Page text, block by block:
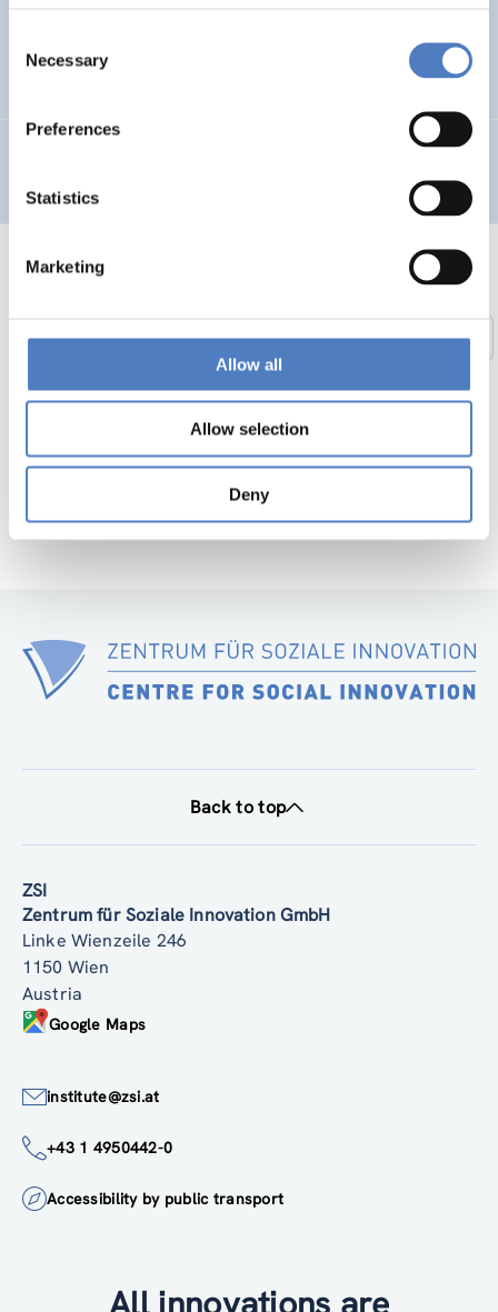
Selection
Necessary
Preferences
Statistics
Marketing
Allow all
Allow selection
Deny
Ausgrenzung
Previous1 … 49 50 51 52 53 54
55 56
Next
Back to top
ZSI
Zentrum für Soziale Innovation GmbH
Linke Wienzeile 246
1150 Wien
Austria
Google Maps
institute@zsi.at
+43 1 4950442-0
Accessibility by public transport